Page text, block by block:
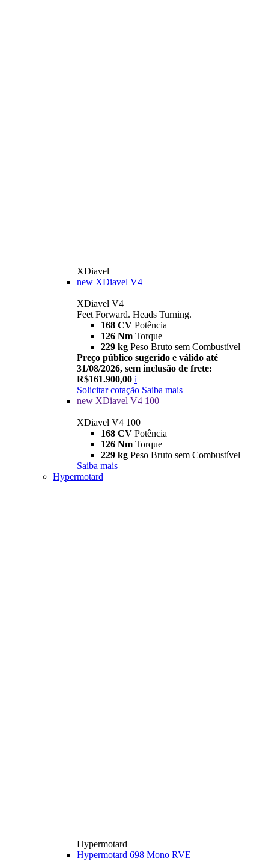
XDiavel
new XDiavel V4
XDiavel V4
Feet Forward. Heads Turning.
168 CV Potência
126 Nm Torque
229 kg Peso Bruto sem Combustível
Preço público sugerido e válido até
31/08/2026, sem inclusão de frete:
R$161.900,00 i
Solicitar cotação Saiba mais
new XDiavel V4 100
XDiavel V4 100
168 CV Potência
126 Nm Torque
229 kg Peso Bruto sem Combustível
Saiba mais
Hypermotard
Hypermotard
Hypermotard 698 Mono RVE